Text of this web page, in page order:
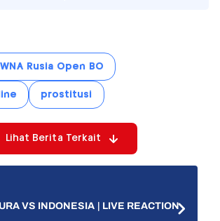
WNA Rusia Open BO
prostitusi
Lihat Berita Terkait
VS INDONESIA | LIVE REACTION